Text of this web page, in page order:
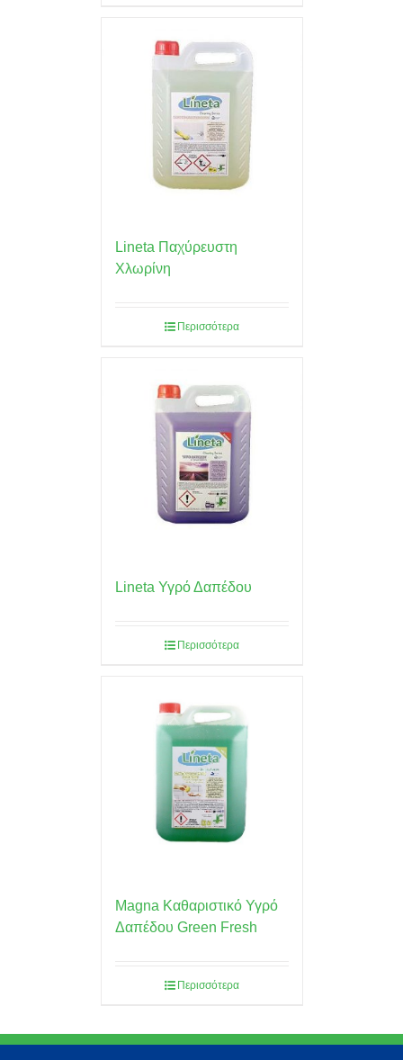
Lineta Παχύρευστη
Χλωρίνη
Περισσότερα
Lineta Υγρό Δαπέδου
Περισσότερα
Magna Καθαριστικό Υγρό
Δαπέδου Green Fresh
Περισσότερα